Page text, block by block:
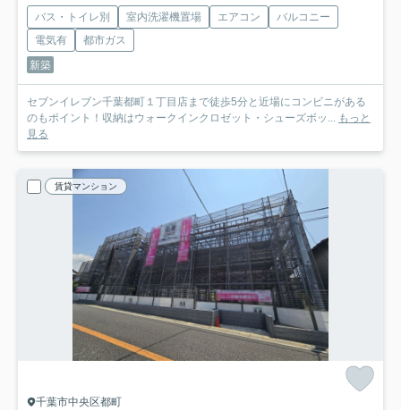
バス・トイレ別 室内洗濯機置場 エアコン
バルコニー
電気有
都市ガス
新築
セブンイレブン千葉都町１丁目店まで徒歩5分と近場にコンビニがある
のもポイント！収納はウォークインクロゼット・シューズボッ... もっと
見る
賃貸マンション
千葉市中央区都町